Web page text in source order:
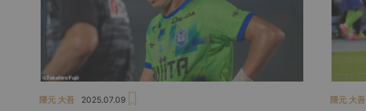
隈元 大吾 2025.07.09 隈元 大吾